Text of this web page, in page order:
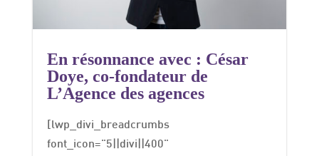
En résonnance avec : César
Doye, co-fondateur de
L’Agence des agences
[lwp_divi_breadcrumbs
font_icon="5||divi||400"